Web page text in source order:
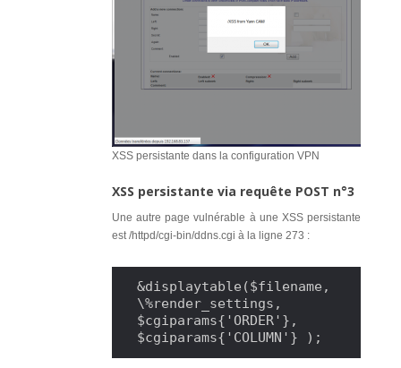
XSS persistante dans la configuration VPN
XSS persistante via requête POST n°3
Une autre page vulnérable à une XSS persistante
est /httpd/cgi-bin/ddns.cgi à la ligne 273 :
&displaytable($filename,
\%render_settings,
$cgiparams{'ORDER'},
$cgiparams{'COLUMN'} );